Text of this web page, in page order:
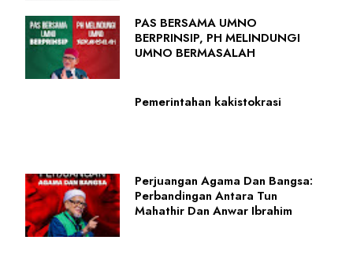
PAS BERSAMA UMNO
BERPRINSIP, PH MELINDUNGI
UMNO BERMASALAH
Pemerintahan kakistokrasi
Perjuangan Agama Dan Bangsa:
Perbandingan Antara Tun
Mahathir Dan Anwar Ibrahim